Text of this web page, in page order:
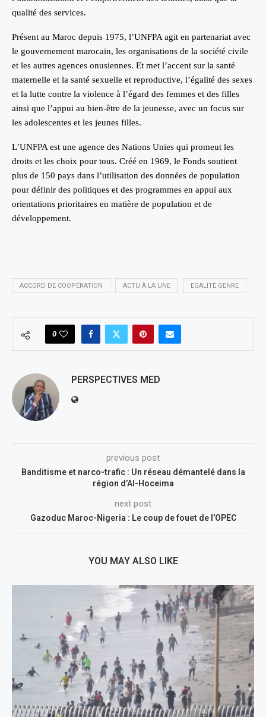
qualité des services.
Présent au Maroc depuis 1975, l’UNFPA agit en partenariat avec
le gouvernement marocain, les organisations de la société civile
et les autres agences onusiennes. Et met l’accent sur la santé
maternelle et la santé sexuelle et reproductive, l’égalité des sexes
et la lutte contre la violence à l’égard des femmes et des filles
ainsi que l’appui au bien-être de la jeunesse, avec un focus sur
les adolescentes et les jeunes filles.
L’UNFPA est une agence des Nations Unies qui promeut les
droits et les choix pour tous. Créé en 1969, le Fonds soutient
plus de 150 pays dans l’utilisation des données de population
pour définir des politiques et des programmes en appui aux
orientations prioritaires en matière de population et de
développement.
ACCORD DE COOPÉRATION ACTU À LA UNE EGALITÉ GENRE
0
PERSPECTIVES MED
previous post
Banditisme et narco-trafic : Un réseau démantelé dans la
région d’Al-Hoceima
next post
Gazoduc Maroc-Nigeria : Le coup de fouet de l’OPEC
YOU MAY ALSO LIKE